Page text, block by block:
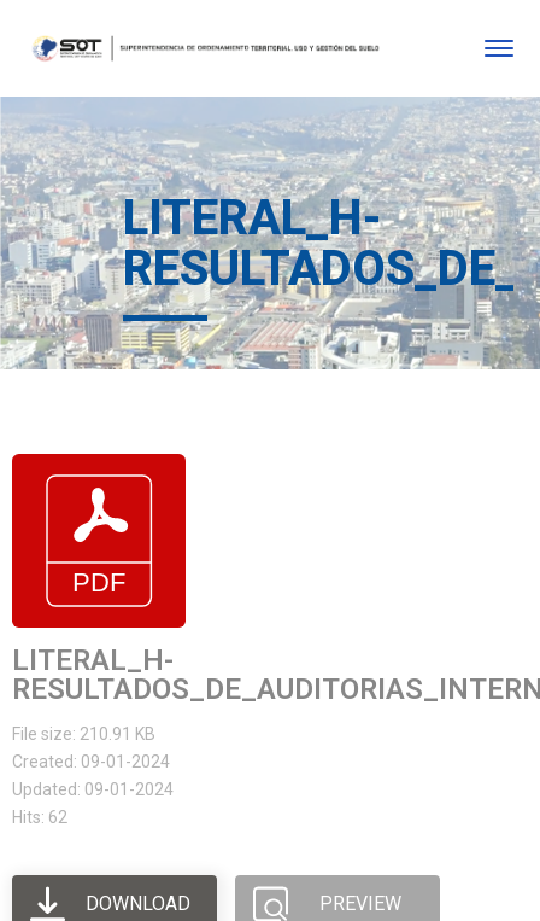
LITERAL_H-
LITERAL_H-
File size: 210.91 KB
Created: 09-01-2024
Updated: 09-01-2024
Hits: 62
DOWNLOAD PREVIEW